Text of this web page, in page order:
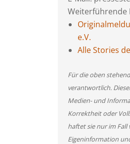
Weiterführende
e.V.
Alle Stories
Für die oben
verantwortlich.
Medien- und
Korrektheit oder
haftet sie nur im
Eigeninformation